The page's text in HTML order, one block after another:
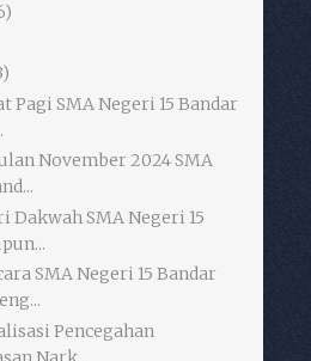
Pagi SMA Negeri 15 Bandar
November 2024 SMA
Dakwah SMA Negeri 15
SMA Negeri 15 Bandar
Pencegahan